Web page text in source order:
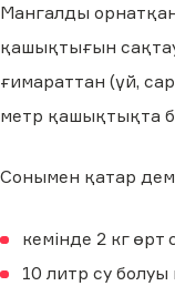
Мангалды
қашықтығын
ғимараттан (үй,
метр қашықтықта
Сонымен қатар
кемінде 2 кг өрт
10 литр су болуы